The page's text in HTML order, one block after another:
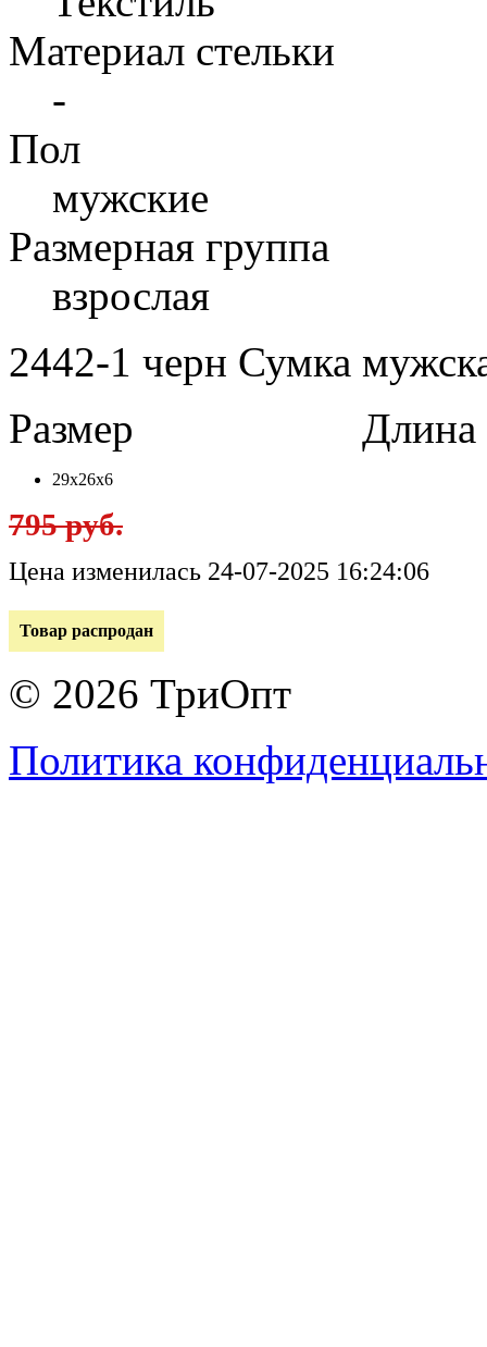
Материал стельки
-
Пол
мужские
Размерная группа
взрослая
2442-1 черн Сумка
Размер
Длина в
29х26х6
795 руб.
Цена изменилась 24-07-2025 16:24:06
Товар распродан
© 2026 ТриОпт
Политика